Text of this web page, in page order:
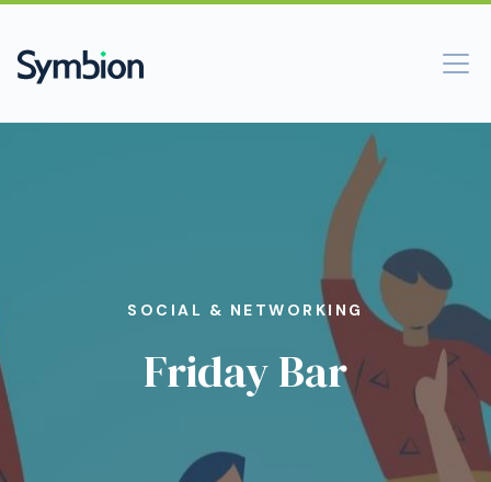
SOCIAL & NETWORKING
Friday Bar